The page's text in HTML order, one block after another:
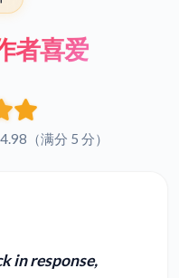
者喜爱
（满分 5 分）
in response,